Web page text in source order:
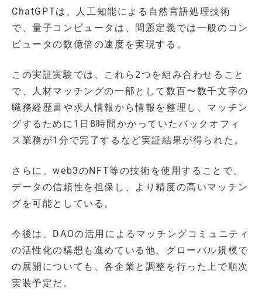
ChatGPTは、人工知能による自然言語処理技術
で、量子コンピュータは、問題定義では一般のコン
ピュータの数億倍の速度を実現する。
この実証実験では、これら2つを組み合わせること
で、人材マッチングの一部として数百〜数千文字の
職務経歴書や求人情報から情報を整理し、マッチン
グするために1日8時間かかっていたバックオフィ
ス業務が1分で完了するなど実証結果が得られた。
さらに、web3のNFT等の技術を使用することで、
データの信頼性を担保し、より精度の高いマッチン
グを可能としている。
今後は、DAOの活用によるマッチングコミュニティ
の活性化の構想も進めている他、グローバル規模で
の展開についても、各企業と調整を行った上で順次
実装予定だ。